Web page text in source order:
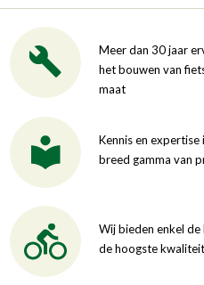
Meer dan 30 jaar
het bouwen van
maat
Kennis en expertise
breed gamma van
Wij bieden enkel de
de hoogste